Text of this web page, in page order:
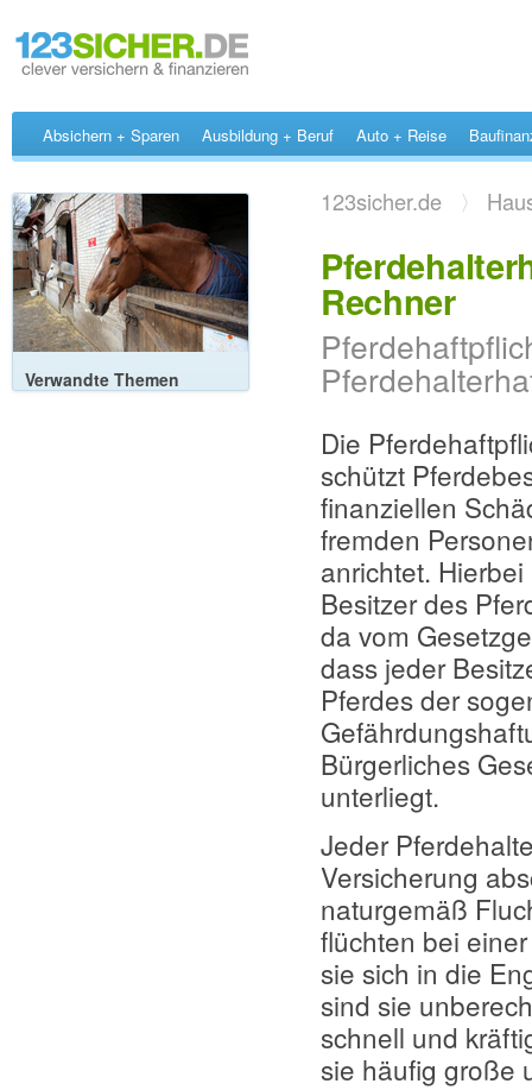
123sicher.de 〉
Rechner
Die
schützt
finanziellen
fremden
anrichtet.
Besitzer des
da vom
dass jeder
Pferdes der
Bürgerliches
unterliegt.
Jeder
Versicherung
naturgemäß
flüchten bei
sie sich in die
sind sie
schnell und
sie häufig große
Verwandte Themen
Absichern + Sparen Ausbildung + Beruf Auto + Reise